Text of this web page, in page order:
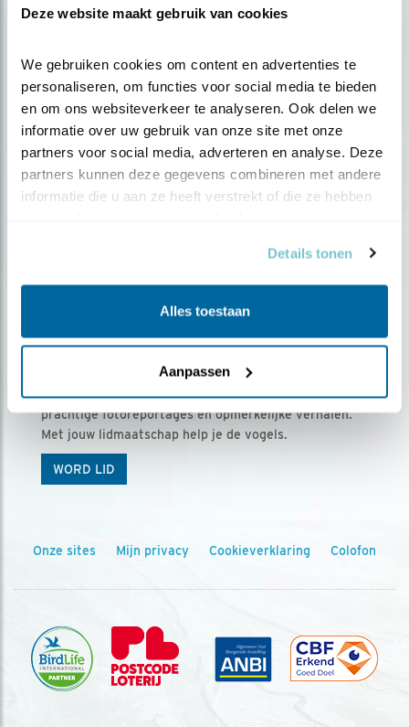
Deze website maakt gebruik van cookies
We gebruiken cookies om content en advertenties te
personaliseren, om functies voor social media te bieden
en om ons websiteverkeer te analyseren. Ook delen we
informatie over uw gebruik van onze site met onze
partners voor social media, adverteren en analyse. Deze
partners kunnen deze gegevens combineren met andere
informatie die u aan ze heeft verstrekt of die ze hebben
Details tonen
Alles toestaan
Aanpassen
Ontvang 5 x Vogels voor € 36,00 per jaar
Vogels is het tijdschrift voor onze leden, met
prachtige fotoreportages en opmerkelijke verhalen.
Met jouw lidmaatschap help je de vogels.
WORD LID
Onze sites Mijn privacy Cookieverklaring Colofon